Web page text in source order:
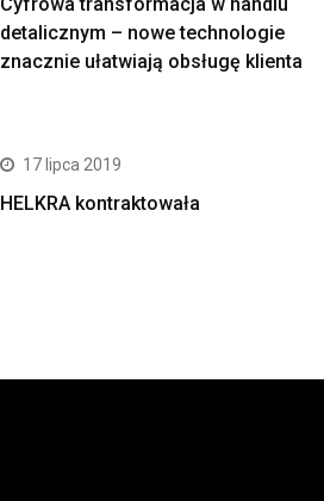
detalicznym – nowe technologie
znacznie ułatwiają obsługę klienta
17 lipca 2019
HELKRA kontraktowała